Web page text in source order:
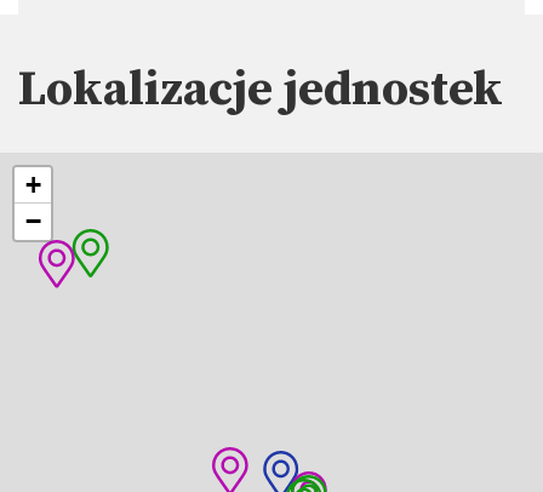
Lokalizacje jednostek
+
−